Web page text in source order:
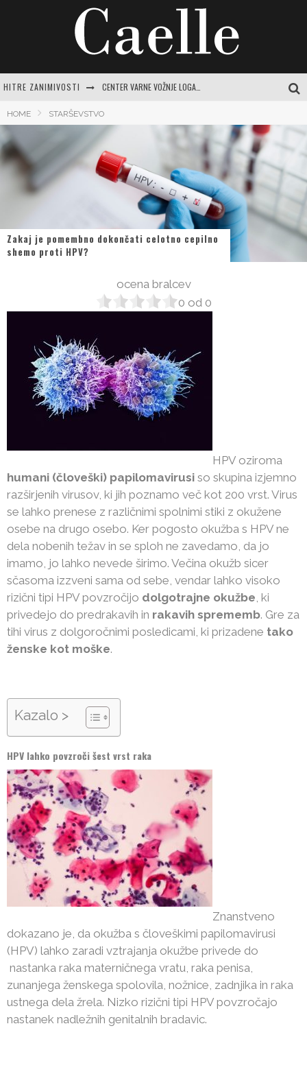
HITRE ZANIMIVOSTI
EVROPSKI POTROŠNIKI NAVDUŠENO KUPUJEJO NOVI SAMSUNG GALAXY Z FOLD8
TEČAJ VARNE VOŽNJE: POPOLN VODNIK ZA SAMOZAVESTNO IN VARNO POTOVANJE PO SLOVENSKIH CESTAH
MAGNEZIJEVO OLJE: SKRIVNOST ZA SPROSTITEV, SIJOČO KOŽO IN SPLOŠNO DOBRO POČUTJE
HOME STARŠEVSTVO
Zakaj je pomembno dokončati celotno cepilno
shemo proti HPV?
ocena bralcev
0 od 0
HPV oziroma
humani (človeški) papilomavirusi so skupina izjemno
razširjenih virusov, ki jih poznamo več kot 200 vrst. Virus
se lahko prenese z različnimi spolnimi stiki z okužene
osebe na drugo osebo. Ker pogosto okužba s HPV ne
dela nobenih težav in se sploh ne zavedamo, da jo
imamo, jo lahko nevede širimo. Večina okužb sicer
sčasoma izzveni sama od sebe, vendar lahko visoko
rizični tipi HPV povzročijo dolgotrajne okužbe, ki
privedejo do predrakavih in rakavih sprememb. Gre za
tihi virus z dolgoročnimi posledicami, ki prizadene tako
ženske kot moške.
Kazalo >
HPV lahko povzroči šest vrst raka
Znanstveno
dokazano je, da okužba s človeškimi papilomavirusi
(HPV) lahko zaradi vztrajanja okužbe privede do
nastanka raka materničnega vratu, raka penisa,
zunanjega ženskega spolovila, nožnice, zadnjika in raka
ustnega dela žrela. Nizko rizični tipi HPV povzročajo
nastanek nadležnih genitalnih bradavic.